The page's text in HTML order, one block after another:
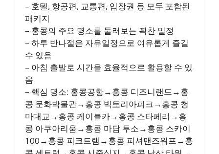
– 호텔, 항공편, 교통편, 입장권 등 모두 포함된
패키지
– 홍콩의 주요 명소를 둘러보는 꽉찬 일정
– 하루 반나절은 자유일정으로 여유롭게 즐길
수 있음
– 아침 출발로 시간을 효율적으로 활용할 수 있
음
– 핵심 명소: 홍콩공항→홍콩 디즈니랜드→홍
콩 문화박물관→홍콩 빅토리아피크→홍콩 청
마대교→홍콩 케이블카→홍콩 스타페리→홍
콩 아쿠아리움→홍콩 마담 투소→홍콩 스카이
100→홍콩 피크트램→홍콩 피셔맨즈워프→홍